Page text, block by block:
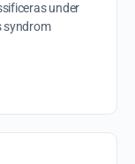
under
syndrom